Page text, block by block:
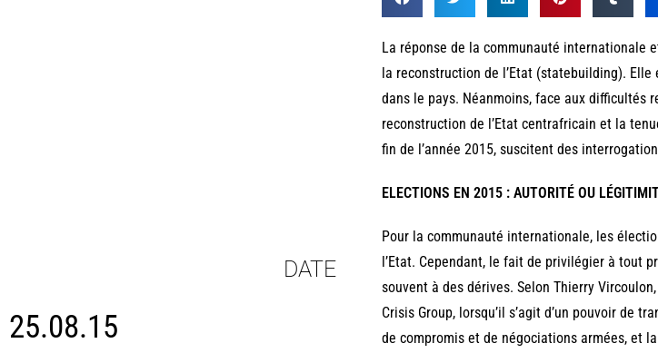
DATE
25.08.15
La réponse de la communauté internationale
la reconstruction de l’Etat (statebuilding).
dans le pays. Néanmoins, face aux difficultés
reconstruction de l’Etat centrafricain et la
fin de l’année 2015, suscitent des
ELECTIONS EN 2015 : AUTORITÉ OU
Pour la communauté internationale, les
l’Etat. Cependant, le fait de privilégier à tout
souvent à des dérives. Selon Thierry
Crisis Group, lorsqu’il s’agit d’un pouvoir de
de compromis et de négociations armées, et